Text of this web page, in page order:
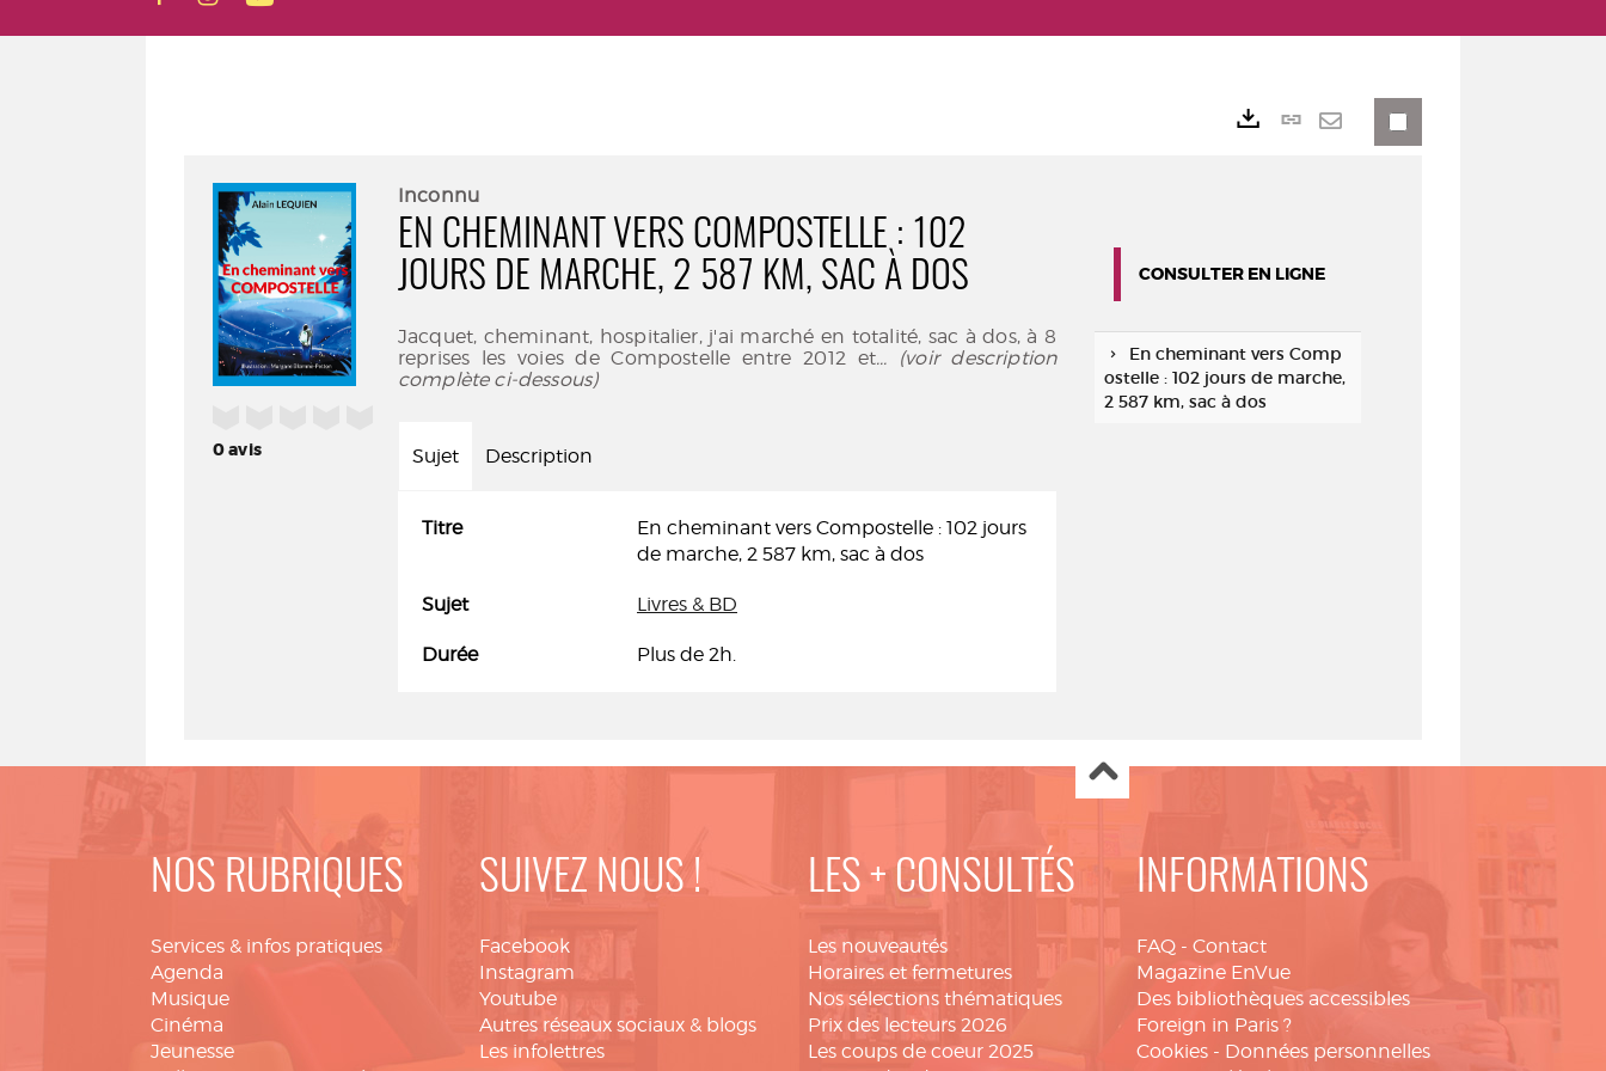
0avis
Inconnu
EN CHEMINANT VERS COMPOSTELLE : 102
JOURS DE MARCHE, 2 587 KM, SAC À DOS
Jacquet, cheminant, hospitalier, j'ai marché en totalité, sac à dos, à 8
reprises les voies de Compostelle entre 2012 et... (voir description
complète ci-dessous)
Sujet Description
Titre
En cheminant vers Compostelle : 102 jours
de marche, 2 587 km, sac à dos
Sujet Livres & BD
Durée Plus de 2h.
Lien
CONSULTER EN LIGNE
En cheminant vers Comp
ostelle : 102 jours de marche,
2 587 km, sac à dos
NOS RUBRIQUES
Services & infos pratiques
Agenda
Musique
Cinéma
Jeunesse
SUIVEZ NOUS !
Facebook
Instagram
Youtube
Autres réseaux sociaux & blogs
Les infolettres
LES + CONSULTÉS
Les nouveautés
Horaires et fermetures
Nos sélections thématiques
Prix des lecteurs 2026
Les coups de coeur 2025
INFORMATIONS
FAQ - Contact
Magazine EnVue
Des bibliothèques accessibles
Foreign in Paris ?
Cookies - Données personnelles